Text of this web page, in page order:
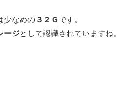
少なめの ３２Ｇ です。
ージとして認識されていますね。